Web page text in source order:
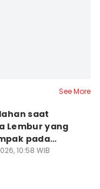
See More
saat
Lembur yang
pada
10:58 WIB